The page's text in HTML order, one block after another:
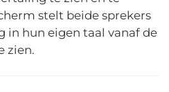
stelt beide sprekers
in hun eigen taal vanaf de
zien.